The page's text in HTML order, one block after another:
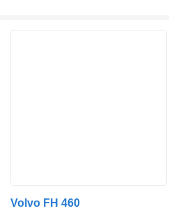
Volvo FH 460